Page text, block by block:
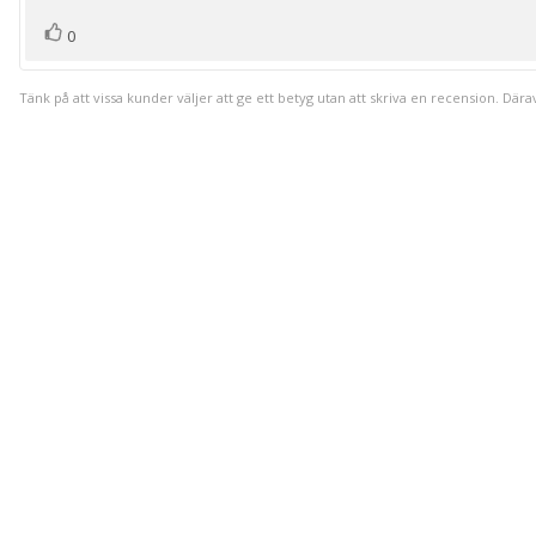
Rösta
upp
0
Tänk på att vissa kunder väljer att ge ett betyg utan att skriva en recension.